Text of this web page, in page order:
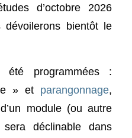
d’octobre 2026
bientôt le
été programmées :
» et parangonnage,
module (ou autre
déclinable dans